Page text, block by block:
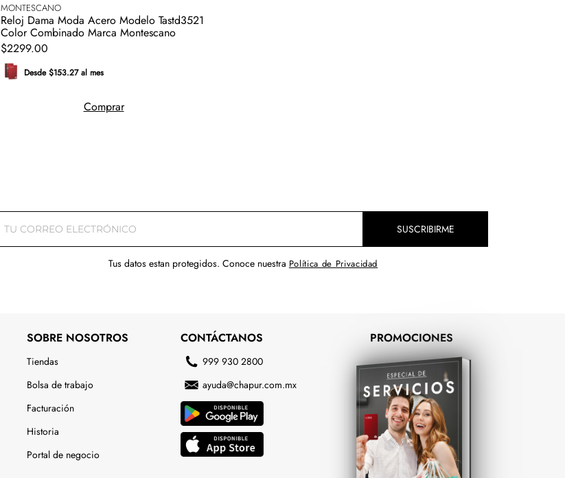
MONTESCANO
Reloj Dama Moda Acero Modelo Tastd3521
Color Combinado Marca Montescano
$2299.00
Desde $153.27 al mes
Comprar
SUSCRIBIRME
Tus datos estan protegidos. Conoce nuestra Política de Privacidad
SOBRE NOSOTROS
Tiendas
Bolsa de trabajo
Facturación
Historia
Portal de negocio
CONTÁCTANOS
999 930 2800
ayuda@chapur.com.mx
PROMOCIONES